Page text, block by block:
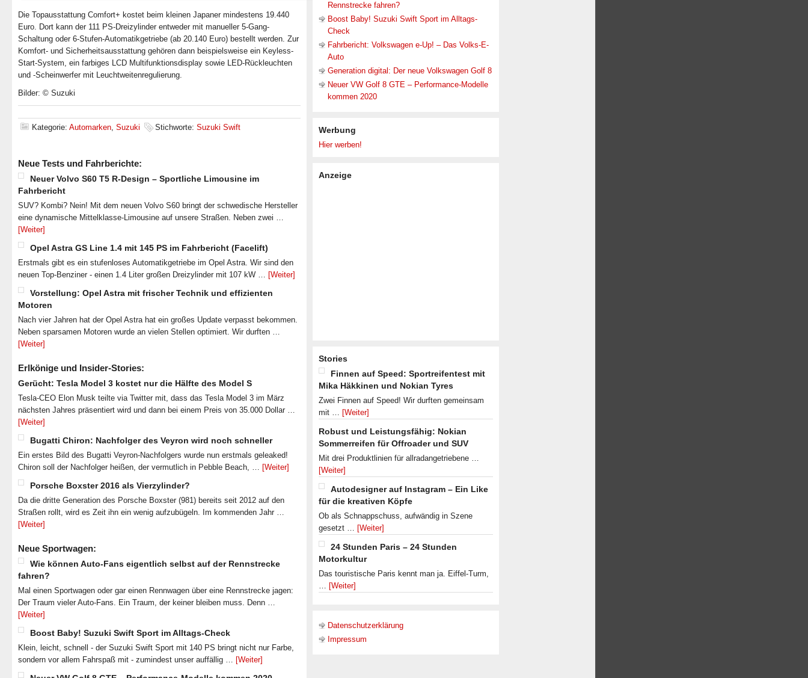
Die Topausstattung Comfort+ kostet beim kleinen Japaner mindestens 19.440
Euro. Dort kann der 111 PS-Dreizylinder entweder mit manueller 5-Gang-
Schaltung oder 6-Stufen-Automatikgetriebe (ab 20.140 Euro) bestellt werden. Zur
Komfort- und Sicherheitsausstattung gehören dann beispielsweise ein Keyless-
Start-System, ein farbiges LCD Multifunktionsdisplay sowie LED-Rückleuchten
und -Scheinwerfer mit Leuchtweitenregulierung.
Bilder: © Suzuki
Kategorie: Automarken, Suzuki Stichworte: Suzuki Swift
Neue Tests und Fahrberichte:
Neuer Volvo S60 T5 R-Design – Sportliche Limousine im
Fahrbericht
SUV? Kombi? Nein! Mit dem neuen Volvo S60 bringt der schwedische Hersteller
eine dynamische Mittelklasse-Limousine auf unsere Straßen. Neben zwei …
[Weiter]
Opel Astra GS Line 1.4 mit 145 PS im Fahrbericht (Facelift)
Erstmals gibt es ein stufenloses Automatikgetriebe im Opel Astra. Wir sind den
neuen Top-Benziner - einen 1.4 Liter großen Dreizylinder mit 107 kW … [Weiter]
Vorstellung: Opel Astra mit frischer Technik und effizienten
Motoren
Nach vier Jahren hat der Opel Astra hat ein großes Update verpasst bekommen.
Neben sparsamen Motoren wurde an vielen Stellen optimiert. Wir durften …
[Weiter]
Erlkönige und Insider-Stories:
Gerücht: Tesla Model 3 kostet nur die Hälfte des Model S
Tesla-CEO Elon Musk teilte via Twitter mit, dass das Tesla Model 3 im März
nächsten Jahres präsentiert wird und dann bei einem Preis von 35.000 Dollar …
[Weiter]
Bugatti Chiron: Nachfolger des Veyron wird noch schneller
Ein erstes Bild des Bugatti Veyron-Nachfolgers wurde nun erstmals geleaked!
Chiron soll der Nachfolger heißen, der vermutlich in Pebble Beach, … [Weiter]
Porsche Boxster 2016 als Vierzylinder?
Da die dritte Generation des Porsche Boxster (981) bereits seit 2012 auf den
Straßen rollt, wird es Zeit ihn ein wenig aufzubügeln. Im kommenden Jahr …
[Weiter]
Neue Sportwagen:
Wie können Auto-Fans eigentlich selbst auf der Rennstrecke
fahren?
Mal einen Sportwagen oder gar einen Rennwagen über eine Rennstrecke jagen:
Der Traum vieler Auto-Fans. Ein Traum, der keiner bleiben muss. Denn …
[Weiter]
Boost Baby! Suzuki Swift Sport im Alltags-Check
Klein, leicht, schnell - der Suzuki Swift Sport mit 140 PS bringt nicht nur Farbe,
sondern vor allem Fahrspaß mit - zumindest unser auffällig … [Weiter]
Rennstrecke fahren?
Boost Baby! Suzuki Swift Sport im Alltags-
Check
Fahrbericht: Volkswagen e-Up! – Das Volks-E-
Auto
Generation digital: Der neue Volkswagen Golf 8
Neuer VW Golf 8 GTE – Performance-Modelle
kommen 2020
Werbung
Hier werben!
Anzeige
Stories
Finnen auf Speed: Sportreifentest mit
Mika Häkkinen und Nokian Tyres
Zwei Finnen auf Speed! Wir durften gemeinsam
mit … [Weiter]
Robust und Leistungsfähig: Nokian
Sommerreifen für Offroader und SUV
Mit drei Produktlinien für allradangetriebene …
[Weiter]
Autodesigner auf Instagram – Ein Like
für die kreativen Köpfe
Ob als Schnappschuss, aufwändig in Szene
gesetzt … [Weiter]
24 Stunden Paris – 24 Stunden
Motorkultur
Das touristische Paris kennt man ja. Eiffel-Turm,
… [Weiter]
Datenschutzerklärung
Impressum